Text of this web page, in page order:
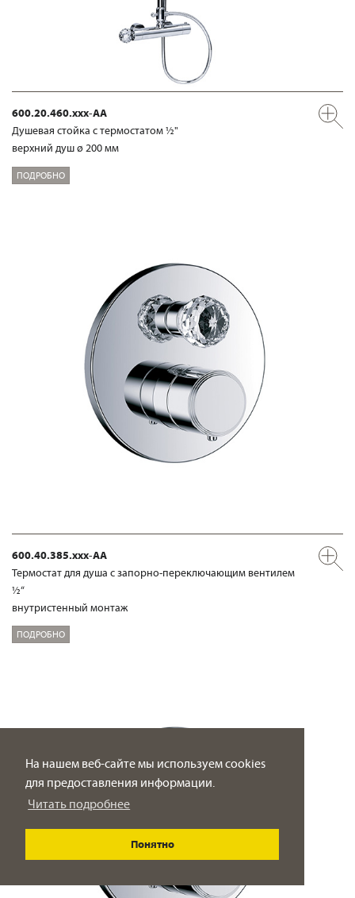
На нашем веб-сайте мы используем cookies
для предоставления информации.
Читать подробнее
Понятно
600.20.460.xxx-AA
Душевая стойка с термостатом ½"
верхний душ ø 200 мм
ПОДРОБНО
600.40.385.xxx-AA
Термостат для душа с запорно-переключающим вентилем
½“
внутристенный монтаж
ПОДРОБНО